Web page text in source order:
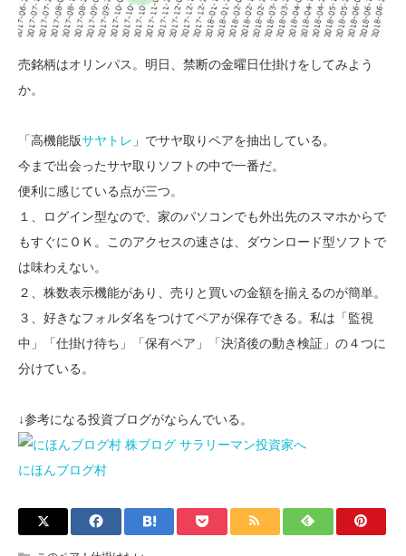
売銘柄はオリンパス。明日、禁断の金曜日仕掛けをしてみよう
か。
「高機能版サヤトレ 」でサヤ取りペアを抽出している。
今まで出会ったサヤ取りソフトの中で一番だ。
便利に感じている点が三つ。
１、ログイン型なので、家のパソコンでも外出先のスマホからで
もすぐにＯＫ。このアクセスの速さは、ダウンロード型ソフトで
は味わえない。
２、株数表示機能があり、売りと買いの金額を揃えるのが簡単。
３、好きなフォルダ名をつけてペアが保存できる。私は「監視
中」「仕掛け待ち」「保有ペア」「決済後の動き検証」の４つに
分けている。
↓参考になる投資ブログがならんでいる。
にほんブログ村